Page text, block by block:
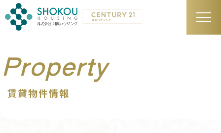
Property
賃貸物件情報